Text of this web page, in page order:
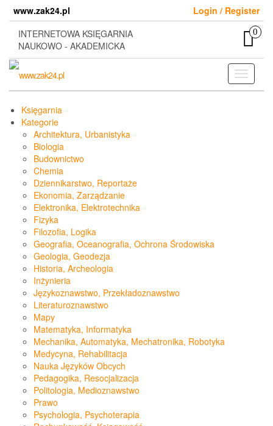
content
www.zak24.pl
Login / Register
INTERNETOWA KSIĘGARNIA
NAUKOWO - AKADEMICKA
0
Toggle
Księgarnia
Kategorie
Architektura, Urbanistyka
Biologia
Budownictwo
Chemia
Dziennikarstwo, Reportaże
Ekonomia, Zarządzanie
Elektronika, Elektrotechnika
Fizyka
Filozofia, Logika
Geografia, Oceanografia, Ochrona Środowiska
Geologia, Geodezja
Historia, Archeologia
Inżynieria
Językoznawstwo, Przekładoznawstwo
Literaturoznawstwo
Mapy
Matematyka, Informatyka
Mechanika, Automatyka, Mechatronika, Robotyka
Medycyna, Rehabilitacja
Nauka Języków Obcych
Pedagogika, Resocjalizacja
Politologia, Medioznawstwo
Prawo
Psychologia, Psychoterapia